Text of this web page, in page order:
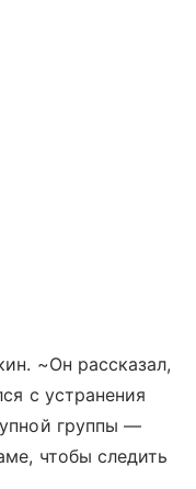
~Он рассказал,
с устранения
группы —
чтобы следить